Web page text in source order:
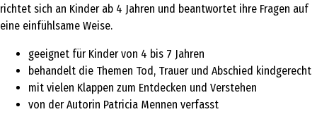
richtet sich an Kinder ab 4 Jahren und beantwortet ihre Fragen auf
eine einfühlsame Weise.
geeignet für Kinder von 4 bis 7 Jahren
behandelt die Themen Tod, Trauer und Abschied kindgerecht
mit vielen Klappen zum Entdecken und Verstehen
von der Autorin Patricia Mennen verfasst